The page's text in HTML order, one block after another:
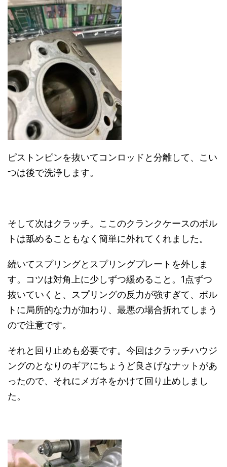
ピストンピンを抜いてコンロッドと分離して、こい
つは後で洗浄します。
そして次はクラッチ。ここのクランクケースのボル
トは舐めることもなく簡単に外れてくれました。
続いてスプリングとスプリングプレートを外しま
す。コツは対角上に少しずつ緩めること。1点ずつ
抜いていくと、スプリングの反力が強すぎて、ボル
トに局所的な力が加わり、最悪の場合折れてしまう
ので注意です。
それと回り止めも必要です。今回はクラッチハウジ
ングのとなりのギアにちょうど良さげなナットがあ
ったので、それにメガネをかけて回り止めしまし
た。